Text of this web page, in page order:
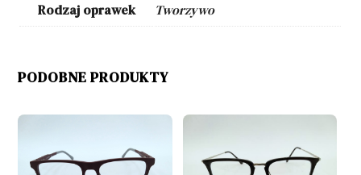
Rodzaj oprawek Tworzywo
PODOBNE PRODUKTY